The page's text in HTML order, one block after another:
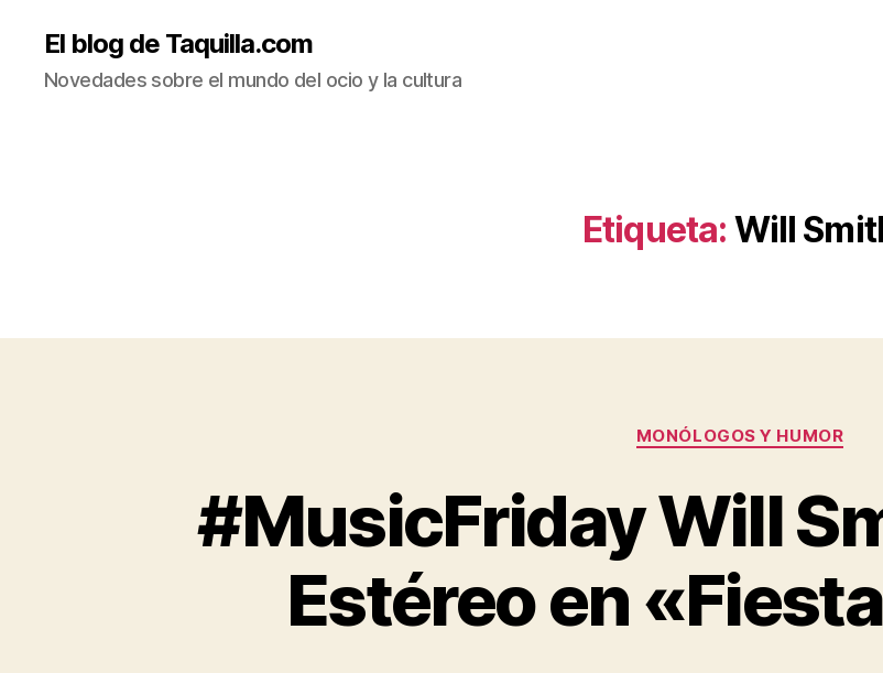
El blog de Taquilla.com
Novedades sobre el mundo del ocio y la cultura
Etiqueta: Will
Categorías
MONÓLOGOS Y HUMOR
#MusicFriday Will
Estéreo en